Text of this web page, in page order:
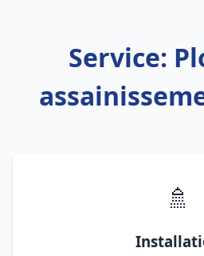
Service:
🚿